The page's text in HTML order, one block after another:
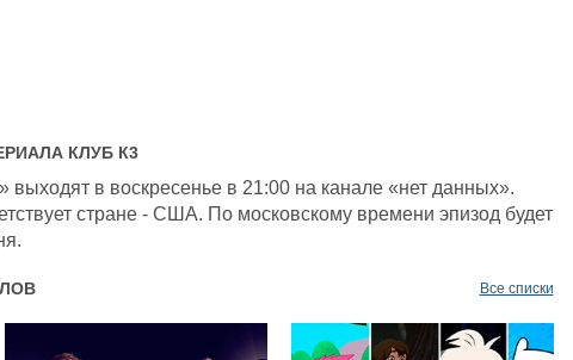
КЛУБ К3
в воскресенье в 21:00 на канале «нет данных».
стране - США. По московскому времени эпизод будет
Все списки